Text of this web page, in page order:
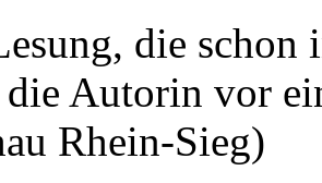
die schon
Autorin vor
Rhein-Sieg)